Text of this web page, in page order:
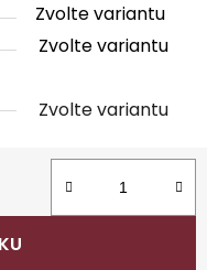
Zvolte variantu
Zvolte variantu
Zvolte variantu